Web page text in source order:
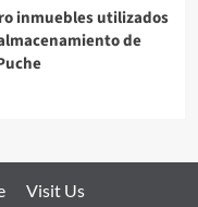
inmuebles utilizados
de
Visit Us